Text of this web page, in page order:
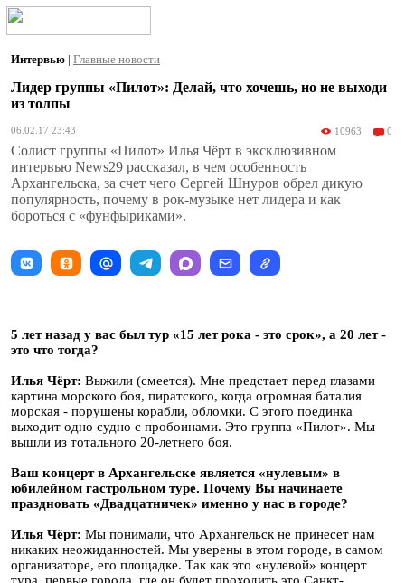
Интервью | Главные новости
Лидер группы «Пилот»: Делай, что хочешь, но не выходи
из толпы
06.02.17 23:43 10963 0
Солист группы «Пилот» Илья Чёрт в эксклюзивном
интервью News29 рассказал, в чем особенность
Архангельска, за счет чего Сергей Шнуров обрел дикую
популярность, почему в рок-музыке нет лидера и как
бороться с «фунфыриками».
5 лет назад у вас был тур «15 лет рока - это срок», а 20 лет -
это что тогда?
Илья Чёрт: Выжили (смеется). Мне предстает перед глазами
картина морского боя, пиратского, когда огромная баталия
морская - порушены корабли, обломки. С этого поединка
выходит одно судно с пробоинами. Это группа «Пилот». Мы
вышли из тотального 20-летнего боя.
Ваш концерт в Архангельске является «нулевым» в
юбилейном гастрольном туре. Почему Вы начинаете
праздновать «Двадцатничек» именно у нас в городе?
Илья Чёрт: Мы понимали, что Архангельск не принесет нам
никаких неожиданностей. Мы уверены в этом городе, в самом
организаторе, его площадке. Так как это «нулевой» концерт